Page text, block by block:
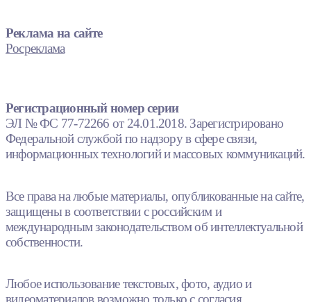
Реклама на сайте
Росреклама
Регистрационный номер серии
ЭЛ № ФС 77-72266 от 24.01.2018. Зарегистрировано
Федеральной службой по надзору в сфере связи,
информационных технологий и массовых коммуникаций.
Все права на любые материалы, опубликованные на сайте,
защищены в соответствии с российским и
международным законодательством об интеллектуальной
собственности.
Любое использование текстовых, фото, аудио и
видеоматериалов возможно только с согласия